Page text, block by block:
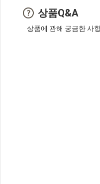
상품Q&A
상품에 관해 궁금한 사